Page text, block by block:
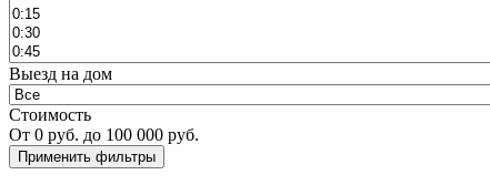
Выезд на дом
Стоимость
От 0 руб. до 100 000 руб.